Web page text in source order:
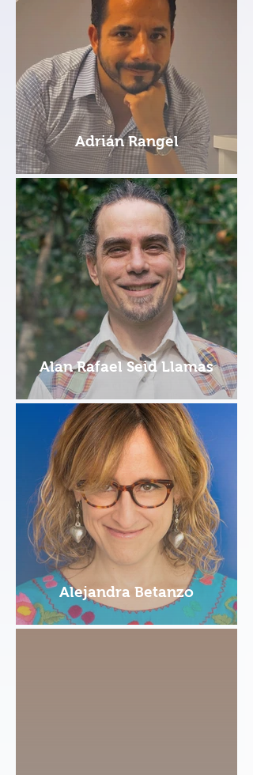
Adrián Rangel
Alan Rafael Seid Llamas
Alejandra Betanzo